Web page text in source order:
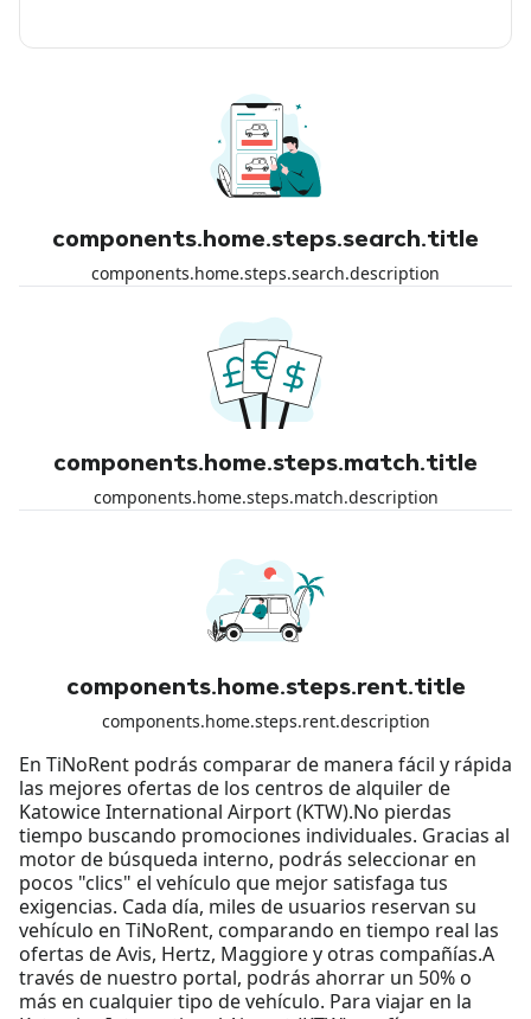
components.home.steps.search.title
components.home.steps.search.description
components.home.steps.match.title
components.home.steps.match.description
components.home.steps.rent.title
components.home.steps.rent.description
En TiNoRent podrás comparar de manera fácil y rápida
las mejores ofertas de los centros de alquiler de
Katowice International Airport (KTW).No pierdas
tiempo buscando promociones individuales. Gracias al
motor de búsqueda interno, podrás seleccionar en
pocos "clics" el vehículo que mejor satisfaga tus
exigencias. Cada día, miles de usuarios reservan su
vehículo en TiNoRent, comparando en tiempo real las
ofertas de Avis, Hertz, Maggiore y otras compañías.A
través de nuestro portal, podrás ahorrar un 50% o
más en cualquier tipo de vehículo. Para viajar en la